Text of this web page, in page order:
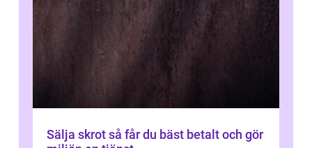
Sälja skrot så får du bäst betalt och gör